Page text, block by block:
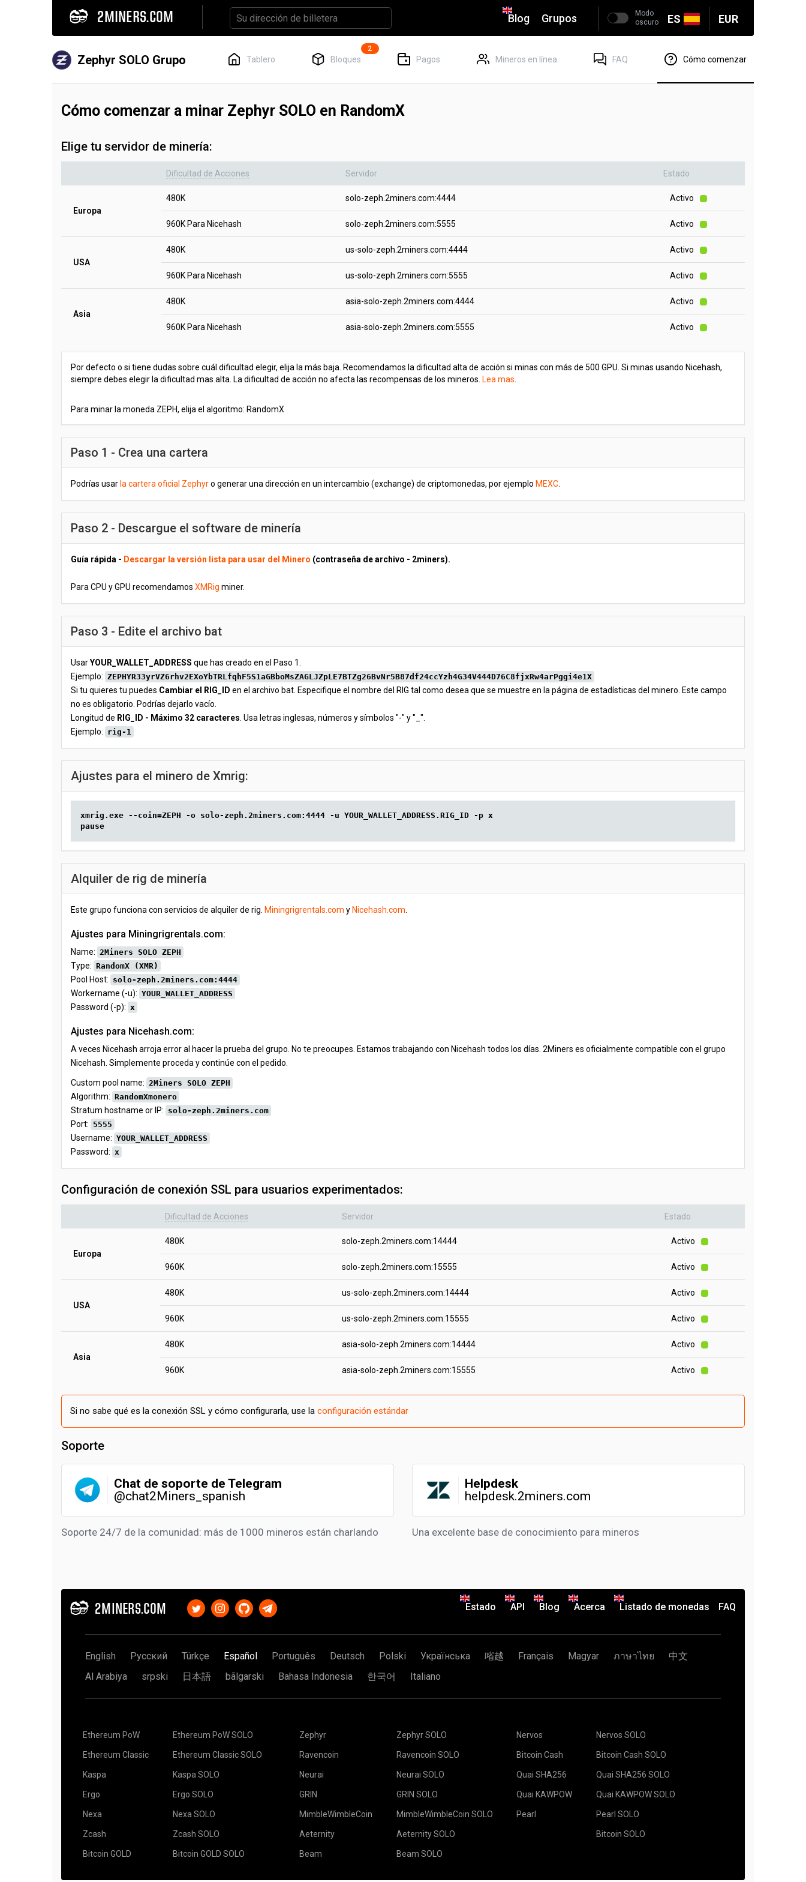
2MINERS.COM ES EUR
Blog Grupos
Modo
oscuro
Zephyr SOLO Grupo Tablero Bloques
2
Pagos Mineros en línea FAQ Cómo comenzar
Cómo comenzar a minar Zephyr SOLO en RandomX
Elige tu servidor de minería:
Dificultad de Acciones Servidor Estado
Europa
480K solo-zeph.2miners.com:4444 Activo
960K Para Nicehash solo-zeph.2miners.com:5555 Activo
USA
480K us-solo-zeph.2miners.com:4444 Activo
960K Para Nicehash us-solo-zeph.2miners.com:5555 Activo
Asia
480K asia-solo-zeph.2miners.com:4444 Activo
960K Para Nicehash asia-solo-zeph.2miners.com:5555 Activo
Por defecto o si tiene dudas sobre cuál dificultad elegir, elija la más baja. Recomendamos la dificultad alta de acción si minas con más de 500 GPU. Si minas usando Nicehash,
siempre debes elegir la dificultad mas alta. La dificultad de acción no afecta las recompensas de los mineros. Lea mas
Para minar la moneda ZEPH, elija el algoritmo: RandomX
Paso 1 - Crea una cartera
Podrías usar la cartera oficial Zephyro generar una dirección en un intercambio (exchange) de criptomonedas, por ejemplo MEXC
Paso 2 - Descargue el software de minería
Guía rápida - Descargar la versión lista para usar del Minero (contraseña de archivo - 2miners).
Para CPU y GPU recomendamos XMRig miner.
Paso 3 - Edite el archivo bat
UsarYOUR_WALLET_ADDRESS que has creado en el Paso 1.
Ejemplo: ZEPHYR33yrVZ6rhv2EXoYbTRLfqhF5S1aGBboMsZAGLJZpLE7BTZg26BvNr5B87df24ccYzh4G34V444D76C8fjxRw4arPggi4e1X
Si tu quieres tu puedes Cambiar el RIG_ID en el archivo bat. Especifique el nombre del RIG tal como desea que se muestre en la página de estadísticas del minero. Este campo
no es obligatorio. Podrías dejarlo vacío.
Longitud de RIG_ID - Máximo 32 caracteres . Usa letras inglesas, números y símbolos "-" y "_".
Ejemplo: rig-1
Ajustes para el minero de Xmrig:
xmrig.exe --coin=ZEPH -o solo-zeph.2miners.com:4444 -u YOUR_WALLET_ADDRESS.RIG_ID -p x
pause
Alquiler de rig de minería
Este grupo funciona con servicios de alquiler de rig. Miningrigrentals.com y Nicehash.com
Ajustes para Miningrigrentals.com:
Name: 2Miners SOLO ZEPH
Type: RandomX (XMR)
Pool Host: solo-zeph.2miners.com:4444
Workername (-u): YOUR_WALLET_ADDRESS
Password (-p): x
Ajustes para Nicehash.com:
A veces Nicehash arroja error al hacer la prueba del grupo. No te preocupes. Estamos trabajando con Nicehash todos los días. 2Miners es oficialmente compatible con el grupo
Nicehash. Simplemente proceda y continúe con el pedido.
Custom pool name: 2Miners SOLO ZEPH
Algorithm: RandomXmonero
Stratum hostname or IP: solo-zeph.2miners.com
Port: 5555
Username: YOUR_WALLET_ADDRESS
Password: x
Configuración de conexión SSL para usuarios experimentados:
Dificultad de Acciones Servidor Estado
Europa
480K solo-zeph.2miners.com:14444 Activo
960K solo-zeph.2miners.com:15555 Activo
USA
480K us-solo-zeph.2miners.com:14444 Activo
960K us-solo-zeph.2miners.com:15555 Activo
Asia
480K asia-solo-zeph.2miners.com:14444 Activo
960K asia-solo-zeph.2miners.com:15555 Activo
Si no sabe qué es la conexión SSL y cómo configurarla, use la configuración estándar
Soporte
Chat de soporte de Telegram
@chat2Miners_spanish
Soporte 24/7 de la comunidad: más de 1000 mineros están charlando
Helpdesk
helpdesk.2miners.com
Una excelente base de conocimiento para mineros
2MINERS.COM Estado API Blog Acerca Listado de monedas FAQ
English Русский Türkçe Español Português Deutsch Polski Українська 㗂越 Français Magyar ภาษาไทย
中文
Al Arabiya
srpski 日本語 bãlgarski Bahasa Indonesia 한국어 Italiano
Ethereum PoW
Ethereum Classic
Kaspa
Ergo
Nexa
Zcash
Bitcoin GOLD
Ethereum PoW SOLO
Ethereum Classic SOLO
Kaspa SOLO
Ergo SOLO
Nexa SOLO
Zcash SOLO
Bitcoin GOLD SOLO
Zephyr
Ravencoin
Neurai
GRIN
MimbleWimbleCoin
Aeternity
Beam
Zephyr SOLO
Ravencoin SOLO
Neurai SOLO
GRIN SOLO
MimbleWimbleCoin SOLO
Aeternity SOLO
Beam SOLO
Nervos
Bitcoin Cash
Quai SHA256
Quai KAWPOW
Pearl
Nervos SOLO
Bitcoin Cash SOLO
Quai SHA256 SOLO
Quai KAWPOW SOLO
Pearl SOLO
Bitcoin SOLO